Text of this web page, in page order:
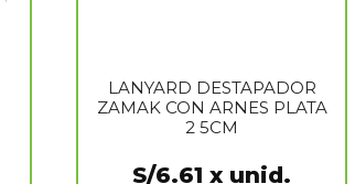
LANYARD DESTAPADOR
ZAMAK CON ARNES PLATA
2 5CM
S/6.61 x unid.